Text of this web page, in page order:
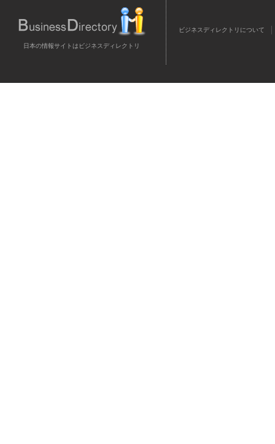
日本の情報サイトはビジネスディレクトリ
ビジネスディレクトリについて